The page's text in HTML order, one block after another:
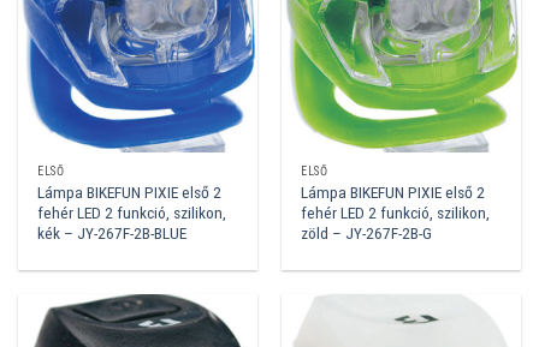
ELSŐ
Lámpa BIKEFUN PIXIE első 2
fehér LED 2 funkció, szilikon,
kék – JY-267F-2B-BLUE
ELSŐ
Lámpa BIKEFUN PIXIE első 2
fehér LED 2 funkció, szilikon,
zöld – JY-267F-2B-G